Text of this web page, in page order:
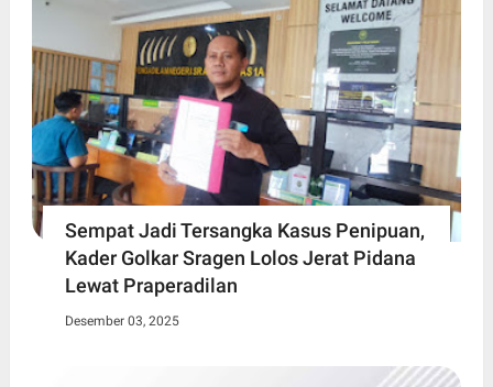
Sempat Jadi Tersangka Kasus Penipuan,
Kader Golkar Sragen Lolos Jerat Pidana
Lewat Praperadilan
Desember 03, 2025